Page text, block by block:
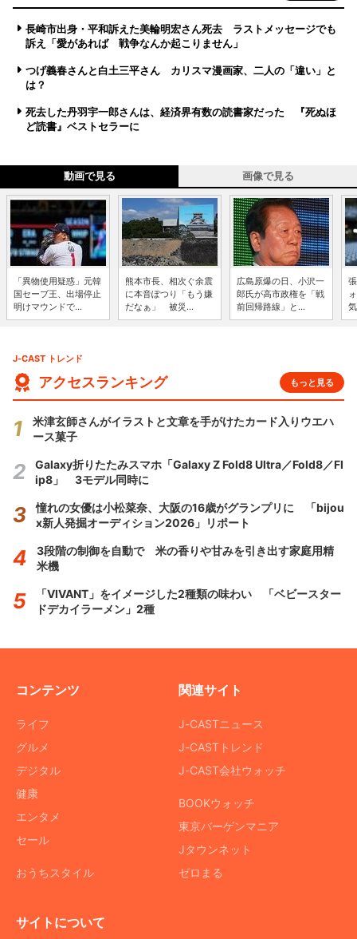
長崎市出身・平和訴えた美輪明宏さん死去 ラストメッセージでも
訴え「愛があれば 戦争なんか起こりません」
つげ義春さんと白土三平さん カリスマ漫画家、二人の「違い」と
は？
死去した丹羽宇一郎さんは、経済界有数の読書家だった 『死ぬほ
ど読書』ベストセラーに
動画で見る 画像で見る
「異物使用疑惑」元韓
国セーブ王、出場停止
明けマウンドで...
熊本市長、相次ぐ余震
に本音ぽつり「もう嫌
だなぁ」 被災...
広島原爆の日、小沢一
郎氏が高市政権を「戦
前回帰路線」と...
J-CAST トレンド
アクセスランキング もっと見る
米津玄師さんがイラストと文章を手がけたカード入りウエハ
ース菓子
Galaxy折りたたみスマホ「Galaxy Z Fold8 Ultra／Fold8／Fl
ip8」 3モデル同時に
憧れの女優は小松菜奈、大阪の16歳がグランプリに 「bijou
x新人発掘オーディション2026」リポート
3段階の制御を自動で 米の香りや甘みを引き出す家庭用精
米機
「VIVANT」をイメージした2種類の味わい 「ベビースター
ドデカイラーメン」2種
コンテンツ
ライフ
グルメ
デジタル
健康
エンタメ
セール
おうちスタイル
関連サイト
J-CASTニュース
J-CASTトレンド
J-CAST会社ウォッチ
BOOKウォッチ
東京バーゲンマニア
Jタウンネット
ゼロまる
サイトについて